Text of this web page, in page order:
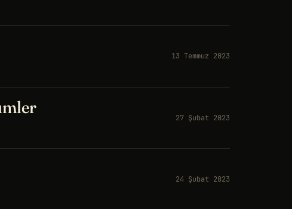
13 Temmuz 2023
27 Şubat 2023
24 Şubat 2023